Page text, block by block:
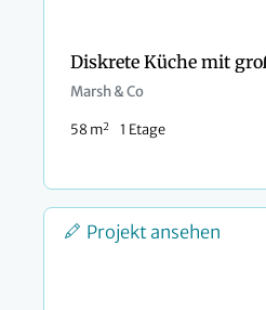
Diskrete Küche mit
Marsh & Co
58 m2 1 Etage
Projekt ansehen